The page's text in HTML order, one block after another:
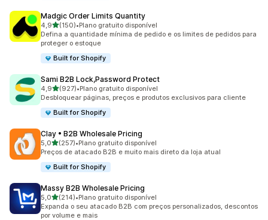
Madgic Order Limits Quantity
4,9de 5 estrelas
(150)
150 avaliações ao todo
•Plano gratuito disponível
Defina a quantidade mínima de pedido e os limites de pedidos para
proteger o estoque
Built for Shopify
Sami B2B Lock,Password Protect
4,9de 5 estrelas
(927)
927 avaliações ao todo
•Plano gratuito disponível
Desbloquear páginas, preços e produtos exclusivos para cliente
Built for Shopify
Clay • B2B Wholesale Pricing
5,0de 5 estrelas
(257)
257 avaliações ao todo
•Plano gratuito disponível
Preços de atacado B2B e muito mais direto da loja atual
Built for Shopify
Massy B2B Wholesale Pricing
5,0de 5 estrelas
(214)
214 avaliações ao todo
•Plano gratuito disponível
Expanda o seu atacado B2B com preços personalizados, descontos
por volume e mais